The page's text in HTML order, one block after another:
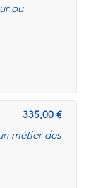
ou
335,00
métier des